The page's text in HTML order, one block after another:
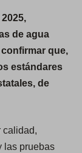
de agua
que,
estándares
de
calidad,
las pruebas